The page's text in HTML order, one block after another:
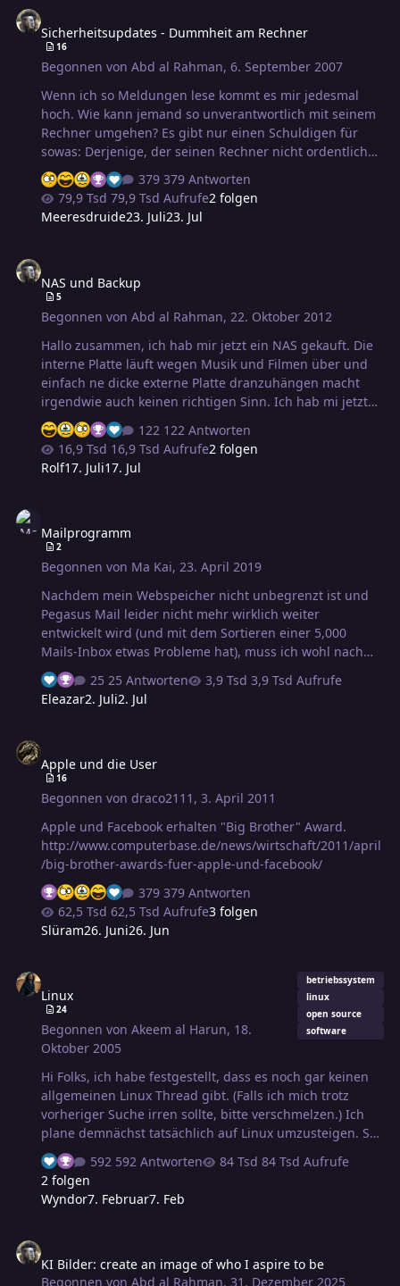
von Euch sagen, wie ich dem Compy beibringe, wer
seinen Strom bezahlt?
Sicherheitsupdates - Dummheit am Rechner
16
Begonnen vonAbd al Rahman,6. September 2007
Wenn ich so Meldungen lese kommt es mir jedesmal
hoch. Wie kann jemand so unverantwortlich mit seinem
Rechner umgehen? Es gibt nur einen Schuldigen für
sowas: Derjenige, der seinen Rechner nicht ordentlich
pflegt. Warum meinen unfähige Benutzer ihre Rechner
nicht pflegen zu müssen? Ich bin was Autos angeht
genauso unfähig, bringe meinen Wagen aber genau
aus dem Grund zum Fachmann zur Reperatur. Mir will
379 Antworten
79,9 Tsd Aufrufe2 folgen
Meeresdruide23. Juli23. Jul
NAS und Backup
5
Begonnen vonAbd al Rahman,22. Oktober 2012
Hallo zusammen, ich hab mir jetzt ein NAS gekauft. Die
interne Platte läuft wegen Musik und Filmen über und
einfach ne dicke externe Platte dranzuhängen macht
irgendwie auch keinen richtigen Sinn. Ich hab mi jetzt
ein QNAP TS-419P II mit 3TB Platten gekauft. Wie sichert
Ihr Eure NAS? Einfach nur per Raid 1 spiegeln um gegen
Hardwaredefekte abgesichert zu sein, oder macht ihr
was anderes?
122 Antworten
16,9 Tsd Aufrufe2 folgen
Rolf17. Juli17. Jul
Mailprogramm
2
Begonnen von Ma Kai,23. April 2019
Nachdem mein Webspeicher nicht unbegrenzt ist und
Pegasus Mail leider nicht mehr wirklich weiter
entwickelt wird (und mit dem Sortieren einer 5,000
Mails-Inbox etwas Probleme hat), muss ich wohl nach
einem neuen Mailprogramm suchen. Den täglichen
Mailverkehr wickle ich über Webmailer ab, allerdings
muss ich regelmäßig Mails herunterladen, sonst läuft
sind dann insbesondere .pmm und .pmi-Dateien) -
idealerweise Übernahme von Mail-Filter-Regeln aus
Pegasus - IMAP, insbesondere Übernahme aus dem
Verzeichnis "gesendete Mails" unter Anwendung der
Mail-Filter-Regeln - m…
25 Antworten
3,9 Tsd Aufrufe
Eleazar2. Juli2. Jul
Apple und die User
16
Begonnen vondraco2111 ,3. April 2011
Apple und Facebook erhalten "Big Brother" Award.
http://www.computerbase.de/news/wirtschaft/2011/april
/big-brother-awards-fuer-apple-und-facebook/
379 Antworten
62,5 Tsd Aufrufe3 folgen
Slüram26. Juni26. Jun
Linux
24
Begonnen vonAkeem al Harun, 18.
Oktober 2005
betriebssystem
linux
open source
software
Hi Folks, ich habe festgestellt, dass es noch gar keinen
allgemeinen Linux Thread gibt. (Falls ich mich trotz
vorheriger Suche irren sollte, bitte verschmelzen.) Ich
plane demnächst tatsächlich auf Linux umzusteigen. So
ein Schritt muss natürlich mehr oder weniger gut
geplant werden. Insbesondere will ich ja keine Daten
verlieren. Ein Windows soll es parallel für das eine oder
andere Spiel geben, aber in Zukunft nur noch als
Distributionen herausfinden kann? Wie gehe ich am
592 Antworten
84 Tsd Aufrufe
2 folgen
Wyndor7. Februar7. Feb
KI Bilder: create an image of who I aspire to be
Begonnen vonAbd al Rahman,31. Dezember 2025